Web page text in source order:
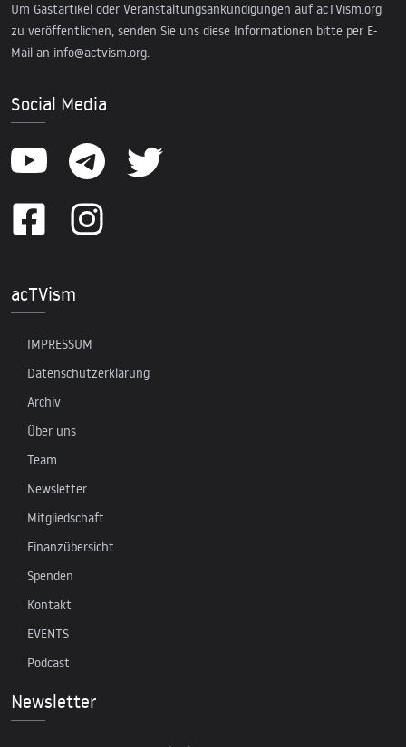
Um Gastartikel oder Veranstaltungsankündigungen auf acTVism.org
zu veröffentlichen, senden Sie uns diese Informationen bitte per E-
Mail an info@actvism.org.
Social Media
acTVism
IMPRESSUM
Datenschutzerklärung
Archiv
Über uns
Team
Newsletter
Mitgliedschaft
Finanzübersicht
Spenden
Kontakt
EVENTS
Podcast
Newsletter